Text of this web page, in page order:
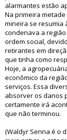
alarmantes estão
Na primeira
mineira se resumia
condenava a
ordem social,
retirantes em
que tinha como
Hoje, a
econômico da
serviços. Essa
absorver os danos
certamente irá
que não terminou.
(Waldyr Senna é o